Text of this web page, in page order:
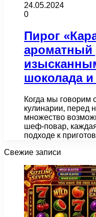
24.05.2024
0
Пирог
ароматный
шоколада и
Когда мы говорим
кулинарии, перед
множество
шеф-повар,
подходе к
Свежие записи